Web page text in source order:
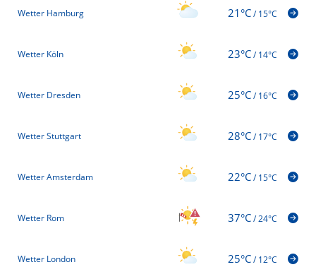
Wetter Hamburg 21°C/15°C
Wetter Köln 23°C/14°C
Wetter Dresden 25°C/16°C
Wetter Stuttgart 28°C/17°C
Wetter Amsterdam 22°C/15°C
Wetter Rom 37°C/24°C
Wetter London 25°C/12°C